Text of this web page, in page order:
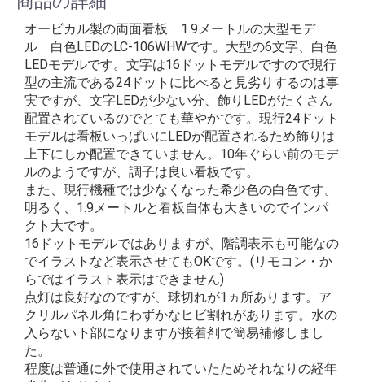
オービカル製の両面看板 1.9メートルの大型モデ
ル 白色LEDのLC-106WHWです。大型の6文字、白色
LEDモデルです。文字は16ドットモデルですので現行
型の主流である24ドットに比べると見劣りするのは事
実ですが、文字LEDが少ない分、飾りLEDがたくさん
配置されているのでとても華やかです。現行24ドット
モデルは看板いっぱいにLEDが配置されるため飾りは
上下にしか配置できていません。10年ぐらい前のモデ
ルのようですが、調子は良い看板です。
また、現行機種では少なくなった希少色の白色です。
明るく、1.9メートルと看板自体も大きいのでインパ
クト大です。
16ドットモデルではありますが、階調表示も可能なの
でイラストなど表示させてもOKです。(リモコン・か
らではイラスト表示はできません)
点灯は良好なのですが、球切れが1ヵ所あります。ア
クリルパネル角にわずかなヒビ割れがあります。水の
入らない下部になりますが接着剤で簡易補修しまし
た。
程度は普通に外で使用されていたためそれなりの経年